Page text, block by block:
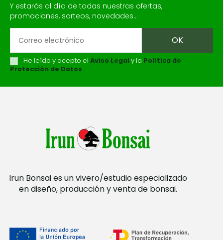
Y estarás al día de todas nuestras ofertas,
promociones, sorteos, novedades...
He leído y acepto el Aviso Legaly la Política de
Protección de Datos.
Irun Bonsai es un vivero/estudio especializado
en diseño, producción y venta de bonsai.